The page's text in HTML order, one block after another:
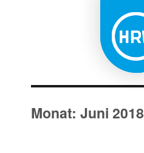
Monat:Juni 2018